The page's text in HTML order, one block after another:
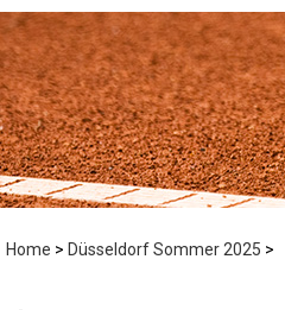
Home > Düsseldorf Sommer 2025 >